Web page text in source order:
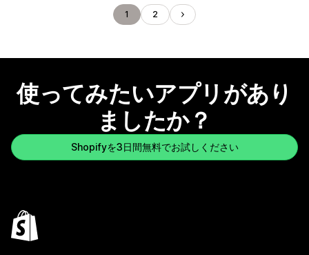
1 2
使ってみたいアプリがあり
ましたか？
Shopifyを3日間無料でお試しください